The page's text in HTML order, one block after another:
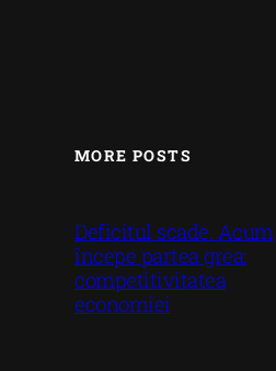
MORE POSTS
Deficitul scade. Acum
începe partea grea:
competitivitatea
economiei